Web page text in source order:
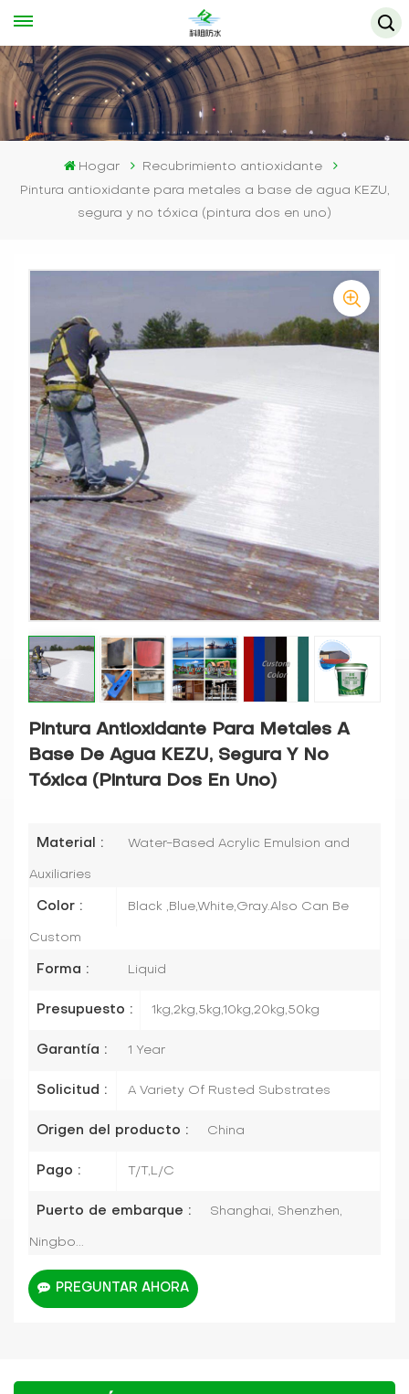
Hogar
Recubrimiento antioxidante
Pintura antioxidante para metales a base de agua KEZU,
segura y no tóxica (pintura dos en uno)
Pintura Antioxidante Para Metales A
Base De Agua KEZU, Segura Y No
Tóxica (pintura Dos En Uno)
Material : Water-Based Acrylic Emulsion and
Auxiliaries
Color : Black ,Blue,White,Gray.Also Can Be
Custom
Forma : Liquid
Presupuesto : 1kg,2kg,5kg,10kg,20kg,50kg
Garantía : 1 Year
Solicitud : A Variety Of Rusted Substrates
Origen del producto : China
Pago : T/T,L/C
Puerto de embarque : Shanghai, Shenzhen,
Ningbo...
PREGUNTAR AHORA